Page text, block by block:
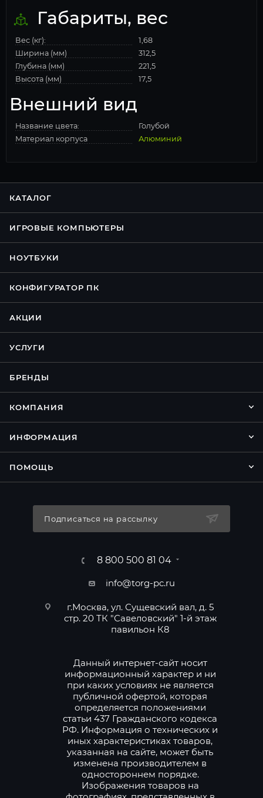
Габариты, вес
Вес (кг):
1,68
Ширина (мм)
312,5
Глубина (мм)
221,5
Высота (мм)
17,5
Внешний вид
Название цвета:
Голубой
Материал корпуса
Алюминий
КАТАЛОГ
ИГРОВЫЕ КОМПЬЮТЕРЫ
НОУТБУКИ
КОНФИГУРАТОР ПК
АКЦИИ
УСЛУГИ
БРЕНДЫ
КОМПАНИЯ
ИНФОРМАЦИЯ
ПОМОЩЬ
Подписаться на рассылку
8 800 500 81 04
info@torg-pc.ru
г.Москва, ул. Сущевский вал, д. 5
стр. 20 ТК "Савеловский" 1-й этаж
павильон К8
Данный интернет-сайт носит
информационный характер и ни
при каких условиях не является
публичной офертой, которая
определяется положениями
статьи 437 Гражданского кодекса
РФ. Информация о технических и
иных характеристиках товаров,
указанная на сайте, может быть
изменена производителем в
одностороннем порядке.
Изображения товаров на